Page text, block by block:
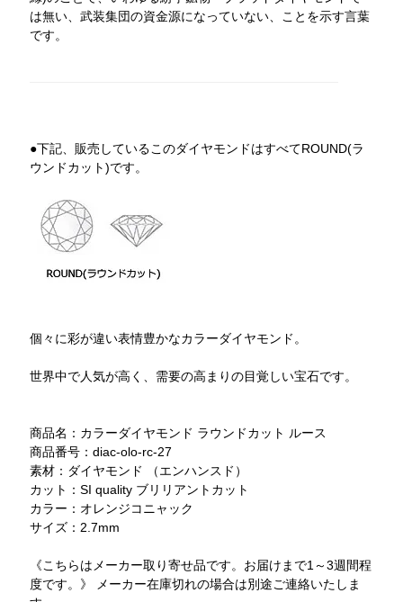
は無い、武装集団の資金源になっていない、ことを示す言葉
です。
●下記、販売しているこのダイヤモンドはすべてROUND(ラ
ウンドカット)です。
個々に彩が違い表情豊かなカラーダイヤモンド。
世界中で人気が高く、需要の高まりの目覚しい宝石です。
商品名：カラーダイヤモンド ラウンドカット ルース
商品番号：diac-olo-rc-27
素材：ダイヤモンド （エンハンスド）
カット：SI quality ブリリアントカット
カラー：オレンジコニャック
サイズ：2.7mm
《こちらはメーカー取り寄せ品です。お届けまで1～3週間程
度です。》 メーカー在庫切れの場合は別途ご連絡いたしま